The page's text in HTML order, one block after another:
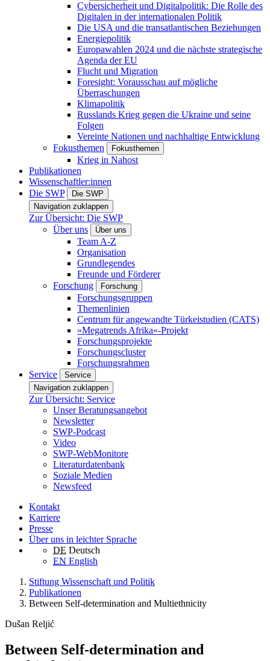
Cybersicherheit und Digitalpolitik: Die Rolle des
Digitalen in der internationalen Politik
Die USA und die transatlantischen Beziehungen
Energiepolitik
Europawahlen 2024 und die nächste strategische
Agenda der EU
Flucht und Migration
Foresight: Vorausschau auf mögliche
Überraschungen
Klimapolitik
Russlands Krieg gegen die Ukraine und seine
Folgen
Vereinte Nationen und nachhaltige Entwicklung
Fokusthemen
Fokusthemen
Krieg in Nahost
Publikationen
Wissenschaftler:innen
Die SWP
Die SWP
Navigation zuklappen
Zur Übersicht: Die SWP
Über uns
Über uns
Team A-Z
Organisation
Grundlegendes
Freunde und Förderer
Forschung
Forschung
Forschungsgruppen
Themenlinien
Centrum für angewandte Türkeistudien (CATS)
»Megatrends Afrika«-Projekt
Forschungsprojekte
Forschungscluster
Forschungsrahmen
Service
Service
Navigation zuklappen
Zur Übersicht: Service
Unser Beratungsangebot
Newsletter
SWP-Podcast
Video
SWP-WebMonitore
Literaturdatenbank
Soziale Medien
Newsfeed
Kontakt
Karriere
Presse
Über uns in leichter Sprache
DE Deutsch
EN English
Stiftung Wissenschaft und Politik
Publikationen
Between Self-determination and Multiethnicity
Dušan Reljić
Between Self-determination and